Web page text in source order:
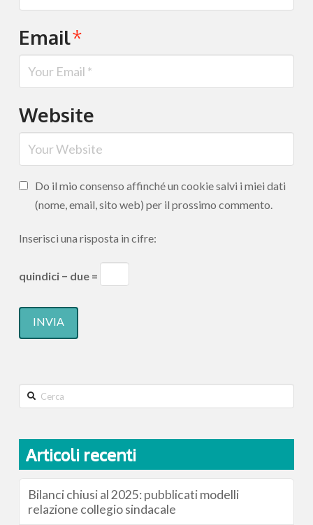
Email*
Website
Do il mio consenso affinché un cookie salvi i miei dati
(nome, email, sito web) per il prossimo commento.
Inserisci una risposta in cifre:
quindici − due =
Search
Articoli recenti
Bilanci chiusi al 2025: pubblicati modelli
relazione collegio sindacale